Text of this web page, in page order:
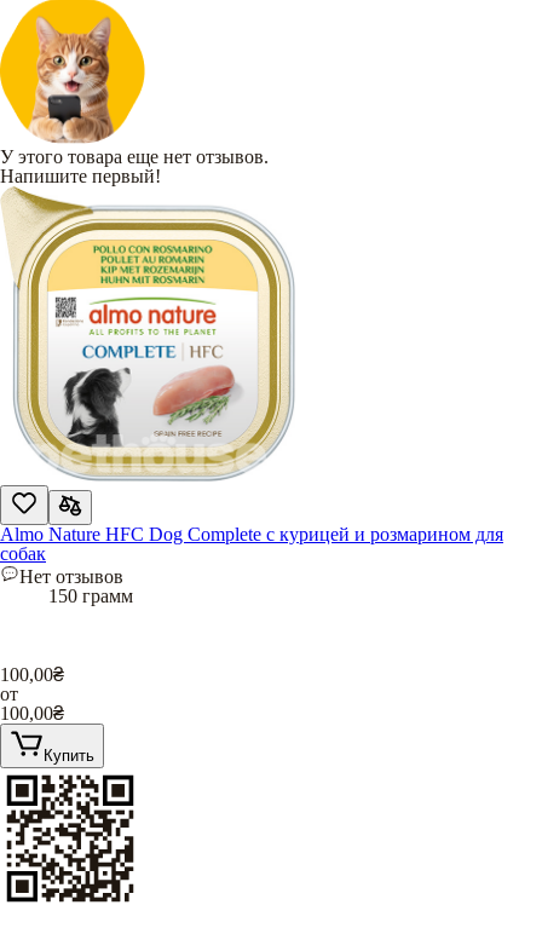
У этого товара еще нет отзывов.
Напишите первый!
Almo Nature HFC Dog Complete с курицей и розмарином для
собак
Нет отзывов
150 грамм
100,00₴
от
100,00₴
Купить